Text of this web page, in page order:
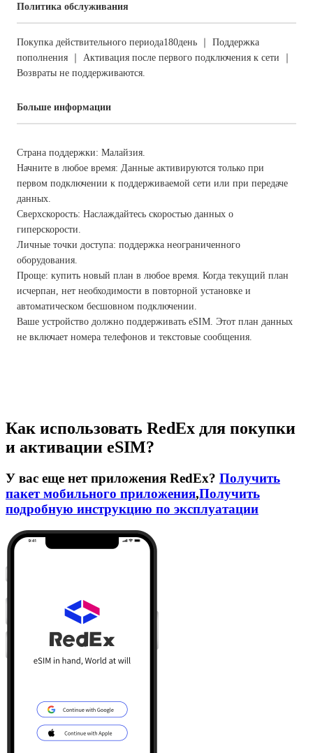
Политика обслуживания
Покупка действительного периода180день ｜ Поддержка
пополнения ｜ Активация после первого подключения к сети ｜
Возвраты не поддерживаются.
Больше информации
Страна поддержки: Малайзия.
Начните в любое время: Данные активируются только при
первом подключении к поддерживаемой сети или при передаче
данных.
Сверхскорость: Наслаждайтесь скоростью данных о
гиперскорости.
Личные точки доступа: поддержка неограниченного
оборудования.
Проще: купить новый план в любое время. Когда текущий план
исчерпан, нет необходимости в повторной установке и
автоматическом бесшовном подключении.
Ваше устройство должно поддерживать eSIM. Этот план данных
не включает номера телефонов и текстовые сообщения.
Как использовать RedEx для покупки
и активации eSIM?
У вас еще нет приложения RedEx? Получить
пакет мобильного приложения,Получить
подробную инструкцию по эксплуатации